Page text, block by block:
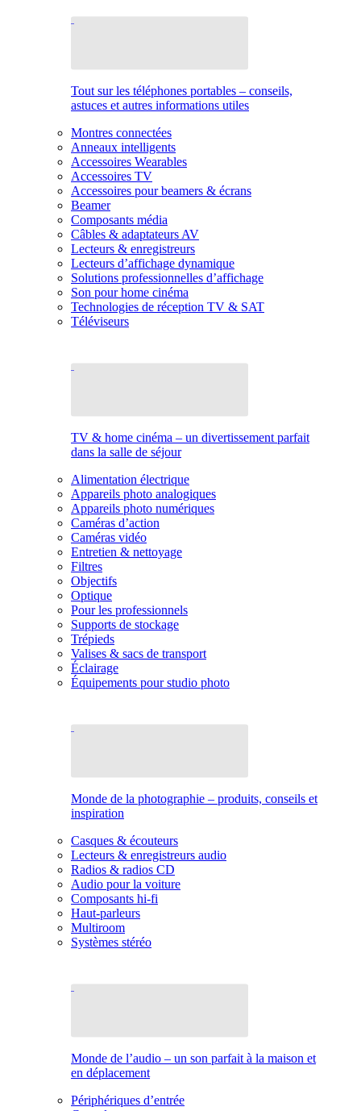
Tout sur les téléphones portables – conseils,
astuces et autres informations utiles
Montres connectées
Anneaux intelligents
Accessoires Wearables
Accessoires TV
Accessoires pour beamers & écrans
Beamer
Composants média
Câbles & adaptateurs AV
Lecteurs & enregistreurs
Lecteurs d’affichage dynamique
Solutions professionnelles d’affichage
Son pour home cinéma
Technologies de réception TV & SAT
Téléviseurs
TV & home cinéma – un divertissement parfait
dans la salle de séjour
Alimentation électrique
Appareils photo analogiques
Appareils photo numériques
Caméras d’action
Caméras vidéo
Entretien & nettoyage
Filtres
Objectifs
Optique
Pour les professionnels
Supports de stockage
Trépieds
Valises & sacs de transport
Éclairage
Équipements pour studio photo
Monde de la photographie – produits, conseils et
inspiration
Casques & écouteurs
Lecteurs & enregistreurs audio
Radios & radios CD
Audio pour la voiture
Composants hi-fi
Haut-parleurs
Multiroom
Systèmes stéréo
Monde de l’audio – un son parfait à la maison et
en déplacement
Périphériques d’entrée